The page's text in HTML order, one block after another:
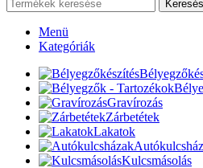
Keresés
Menü
Kategóriák
Gravírozás
Zárbetétek
Lakatok
Kulcsmásolás